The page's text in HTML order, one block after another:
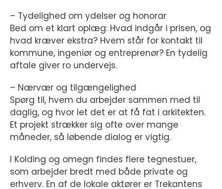
– Tydelighed om ydelser og honorar
Bed om et klart oplæg: Hvad indgår i prisen, og
hvad kræver ekstra? Hvem står for kontakt til
kommune, ingeniør og entreprenør? En tydelig
aftale giver ro undervejs.
– Nærvær og tilgængelighed
Spørg til, hvem du arbejder sammen med til
daglig, og hvor let det er at få fat i arkitekten.
Et projekt strækker sig ofte over mange
måneder, så løbende dialog er vigtig.
I Kolding og omegn findes flere tegnestuer,
som arbejder bredt med både private og
erhverv. En af de lokale aktører er Trekantens